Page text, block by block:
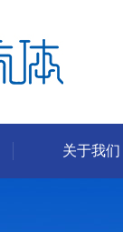
关于我们